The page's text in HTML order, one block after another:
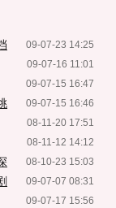
09-07-23 14:25
09-07-16 11:01
09-07-15 16:47
09-07-15 16:46
08-11-20 17:51
08-11-12 14:12
08-10-23 15:03
09-07-07 08:31
09-07-17 15:56